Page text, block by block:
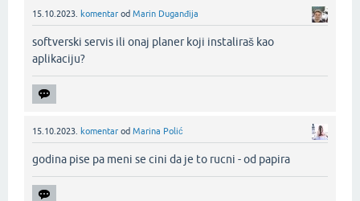
15.10.2023. komentar od Marin Duganđija
softverski servis ili onaj planer koji instaliraš kao
aplikaciju?‌
15.10.2023. komentar od Marina Polić
godina pise pa meni se cini da je to rucni - od papira‌